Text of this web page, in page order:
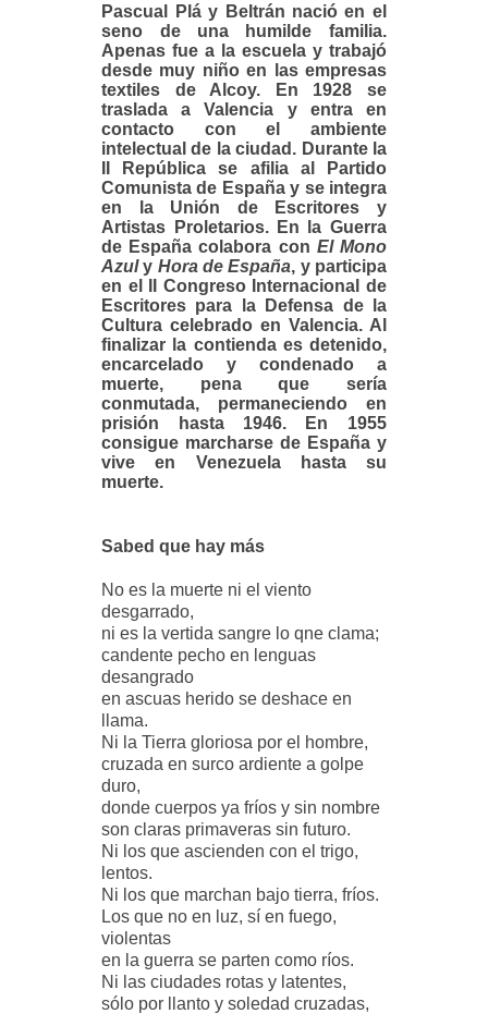
Pascual Plá y Beltrán nació en el
seno de una humilde familia.
Apenas fue a la escuela y trabajó
desde muy niño en las empresas
textiles de Alcoy. En 1928 se
traslada a Valencia y entra en
contacto con el ambiente
intelectual de la ciudad. Durante la
II República se afilia al Partido
Comunista de España y se integra
en la Unión de Escritores y
Artistas Proletarios. En la Guerra
de España colabora con El Mono
Azuly Hora de España, y participa
en el II Congreso Internacional de
Escritores para la Defensa de la
Cultura celebrado en Valencia. Al
finalizar la contienda es detenido,
encarcelado y condenado a
muerte, pena que sería
conmutada, permaneciendo en
prisión hasta 1946. En 1955
consigue marcharse de España y
vive en Venezuela hasta su
muerte.
Sabed que hay más
No es la muerte ni el viento
desgarrado,
ni es la vertida sangre lo qne clama;
candente pecho en lenguas
desangrado
en ascuas herido se deshace en
llama.
Ni la Tierra gloriosa por el hombre,
cruzada en surco ardiente a golpe
duro,
donde cuerpos ya fríos y sin nombre
son claras primaveras sin futuro.
Ni los que ascienden con el trigo,
lentos.
Ni los que marchan bajo tierra, fríos.
Los que no en luz, sí en fuego,
violentas
en la guerra se parten como ríos.
Ni las ciudades rotas y latentes,
sólo por llanto y soledad cruzadas,